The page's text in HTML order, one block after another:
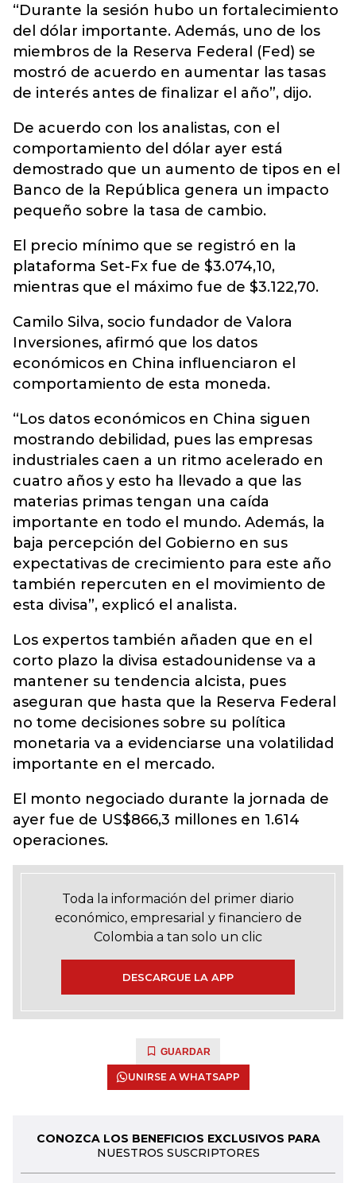
“Durante la sesión hubo un fortalecimiento
del dólar importante. Además, uno de los
miembros de la Reserva Federal (Fed) se
mostró de acuerdo en aumentar las tasas
de interés antes de finalizar el año”, dijo.
De acuerdo con los analistas, con el
comportamiento del dólar ayer está
demostrado que un aumento de tipos en el
Banco de la República genera un impacto
pequeño sobre la tasa de cambio.
El precio mínimo que se registró en la
plataforma Set-Fx fue de $3.074,10,
mientras que el máximo fue de $3.122,70.
Camilo Silva, socio fundador de Valora
Inversiones, afirmó que los datos
económicos en China influenciaron el
comportamiento de esta moneda.
“Los datos económicos en China siguen
mostrando debilidad, pues las empresas
industriales caen a un ritmo acelerado en
cuatro años y esto ha llevado a que las
materias primas tengan una caída
importante en todo el mundo. Además, la
baja percepción del Gobierno en sus
expectativas de crecimiento para este año
también repercuten en el movimiento de
esta divisa”, explicó el analista.
Los expertos también añaden que en el
corto plazo la divisa estadounidense va a
mantener su tendencia alcista, pues
aseguran que hasta que la Reserva Federal
no tome decisiones sobre su política
monetaria va a evidenciarse una volatilidad
importante en el mercado.
El monto negociado durante la jornada de
ayer fue de US$866,3 millones en 1.614
operaciones.
Toda la información del primer diario
económico, empresarial y financiero de
Colombia a tan solo un clic
DESCARGUE LA APP
GUARDAR
UNIRSE A WHATSAPP
CONOZCA LOS BENEFICIOS EXCLUSIVOS PARA
NUESTROS SUSCRIPTORES